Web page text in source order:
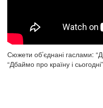
Сюжети об’єднані гаслами:
“Дбаймо про країну і